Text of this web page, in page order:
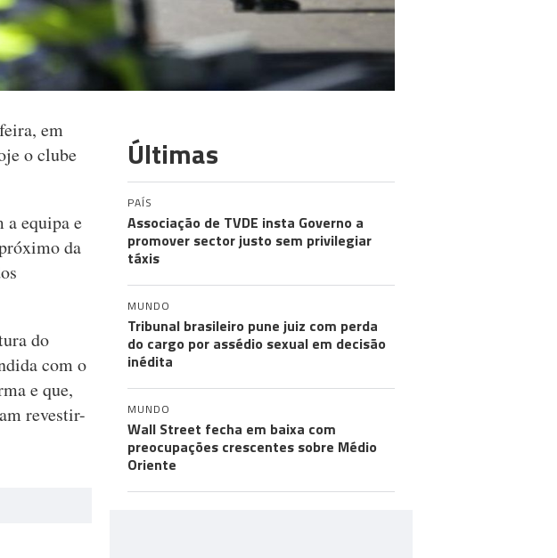
em
o clube
a equipa e
da
do
com o
e que,
revestir-
Últimas
PAÍS
Associação de TVDE insta Governo a
promover sector justo sem privilegiar
táxis
MUNDO
Tribunal brasileiro pune juiz com perda
do cargo por assédio sexual em decisão
inédita
MUNDO
Wall Street fecha em baixa com
preocupações crescentes sobre Médio
Oriente